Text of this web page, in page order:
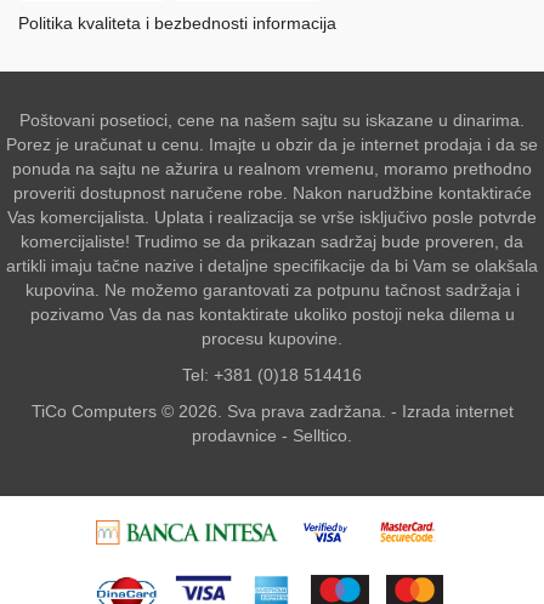
Politika kvaliteta i bezbednosti informacija
Poštovani posetioci, cene na našem sajtu su iskazane u dinarima.
Porez je uračunat u cenu. Imajte u obzir da je internet prodaja i da se
ponuda na sajtu ne ažurira u realnom vremenu, moramo prethodno
proveriti dostupnost naručene robe. Nakon narudžbine kontaktiraće
Vas komercijalista. Uplata i realizacija se vrše isključivo posle potvrde
komercijaliste! Trudimo se da prikazan sadržaj bude proveren, da
artikli imaju tačne nazive i detaljne specifikacije da bi Vam se olakšala
kupovina. Ne možemo garantovati za potpunu tačnost sadržaja i
pozivamo Vas da nas kontaktirate ukoliko postoji neka dilema u
procesu kupovine.
Tel: +381 (0)18 514416
TiCo Computers © 2026. Sva prava zadržana. - Izrada internet
prodavnice - Selltico.